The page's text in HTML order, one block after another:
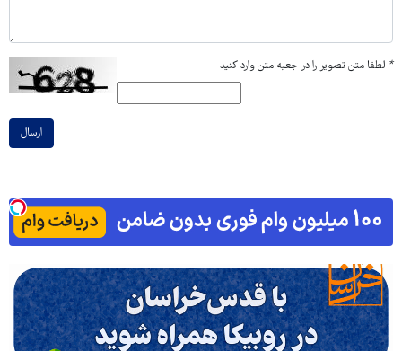
* لطفا متن تصویر را در جعبه متن وارد کنید
ارسال